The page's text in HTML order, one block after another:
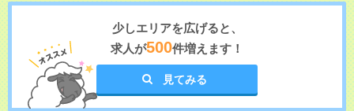
少しエリアを広げると、
求人が500件増えます！
見てみる